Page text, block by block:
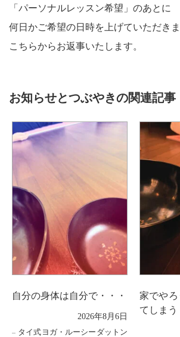
「パーソナルレッスン希望」のあとに
何日かご希望の日時を上げていただき
こちらからお返事いたします。
お知らせとつぶやきの関連記事
自分の身体は自分で・・・
2026年8月6日
タイ式ヨガ・ルーシーダットン
家でや
てしまう